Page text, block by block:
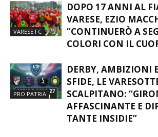
VARESE FC
DOPO 17 ANNI AL
VARESE, EZIO
“CONTINUERÒ A
COLORI CON IL
PRO PATRIA
DERBY, AMBIZIONI
SFIDE, LE
SCALPITANO:
AFFASCINANTE E
TANTE INSIDIE”